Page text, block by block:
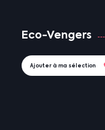
Eco-Vengers
Ajouter à ma sélection